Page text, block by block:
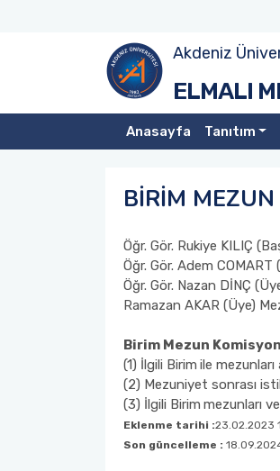
Akdeniz
ELMALI
Anasayfa Tanıtım
BİRİM
Öğr. Gör. Rukiye KILIÇ
Öğr. Gör. Adem COMART
Öğr. Gör. Nazan DİNÇ
Ramazan AKAR (Üye)
Birim Mezun
(1) İlgili Birim ile
(2) Mezuniyet sonrası
(3) İlgili Birim mezunları
Eklenme tarihi :23.02.2023
Son güncelleme :
Elmalı MYO Organizasyon Şeması
Yüksekokul Müdürlüğü
Yüksekokul Kurulu
Akademik Personel
İdari Personel
Bilgisayar Teknolojileri
Bitkisel ve Hayvansal Üretim
Elektronik ve Otomasyon
Makine ve Metal Teknolojileri
Muhasebe ve Vergi
Mülkiyet ve Koruma Güvenlik
Yönetim ve Organizasyon
Toplumsal Duyarlılık ve Katkı Projeleri
Tanıtım
Birim Etkinlik Komisyonu Görev ve İşleyişi
Birim Danışma Kurulu
Birim Mezun Komisyonu
A.Ü Kariyer Merkezi
Yetenek Kapısı
Mezuniyet Bilgi Sistemi
Staj ve İş Duyuruları
Mezuniyet Kariyer Anketi